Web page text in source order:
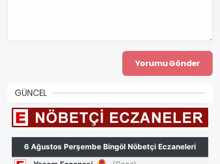
GÜNCEL